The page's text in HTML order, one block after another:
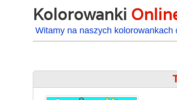
Kolorowanki
Witamy na naszych kolorowankach